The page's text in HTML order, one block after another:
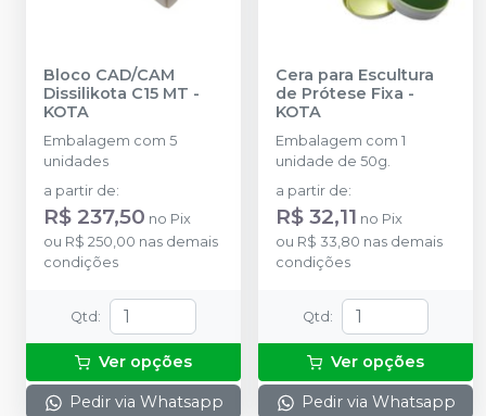
Bloco CAD/CAM
Dissilikota C15 MT -
KOTA
Embalagem com 5
unidades
a partir de:
R$ 237,50 no Pix
ou R$ 250,00 nas demais
condições
Qtd :
Ver opções
Pedir via Whatsapp
Cera para Escultura
de Prótese Fixa -
KOTA
Embalagem com 1
unidade de 50g.
a partir de:
R$ 32,11 no Pix
ou R$ 33,80 nas demais
condições
Qtd :
Ver opções
Pedir via Whatsapp